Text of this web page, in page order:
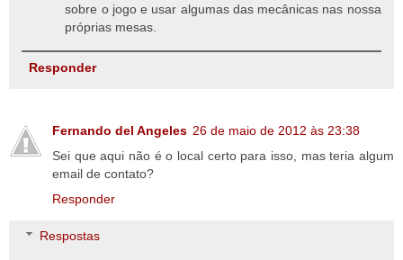
sobre o jogo e usar algumas das mecânicas nas nossa
próprias mesas.
Responder
Fernando del Angeles 26 de maio de 2012 às 23:38
Sei que aqui não é o local certo para isso, mas teria algum
email de contato?
Responder
Respostas